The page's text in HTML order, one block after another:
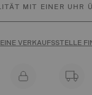
MIT EINER UHR
EINE VERKAUFSSTELLE